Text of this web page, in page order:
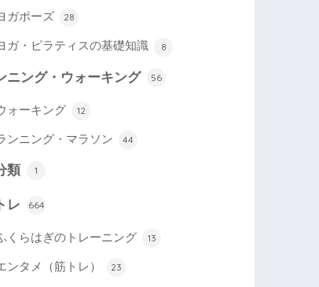
ガポーズ 28
ガ・ピラティスの基礎知識 8
ニング・ウォーキング 56
ォーキング 12
ンニング・マラソン 44
類 1
レ 664
くらはぎのトレーニング 13
ンタメ（筋トレ） 23